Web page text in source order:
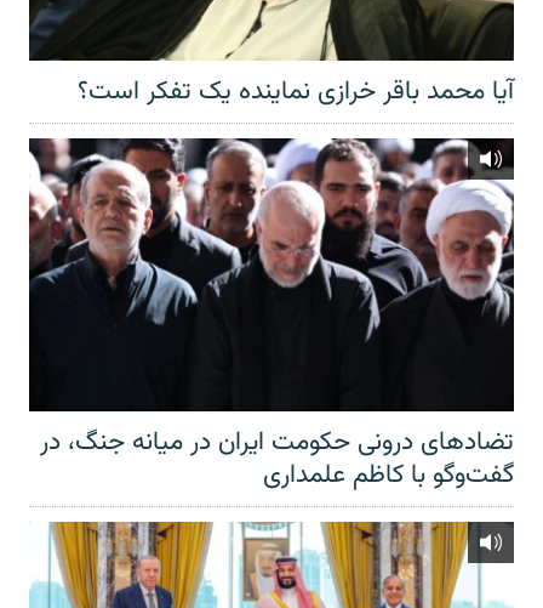
آیا محمد باقر خرازی نماینده یک تفکر است؟
تضادهای درونی حکومت ایران در میانه جنگ، در
گفت‌‌وگو با کاظم علمداری